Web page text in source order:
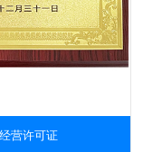
营许可证